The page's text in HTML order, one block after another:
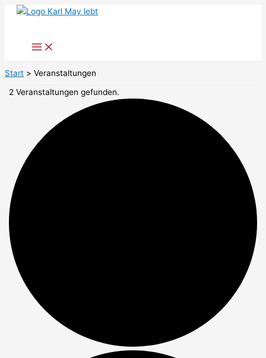
Zum
Start
Veranstaltungen
2 Veranstaltungen gefunden.